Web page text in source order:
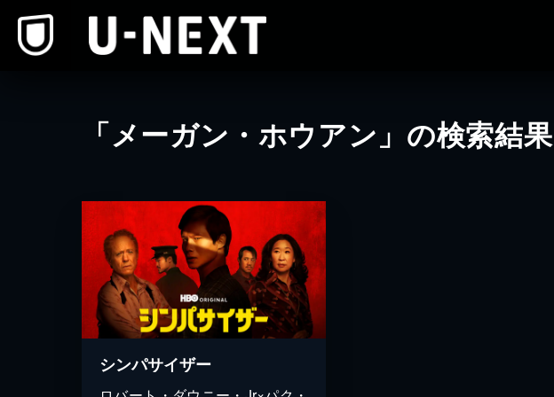
「メーガン・ホウアン」の検索結果
シンパサイザー